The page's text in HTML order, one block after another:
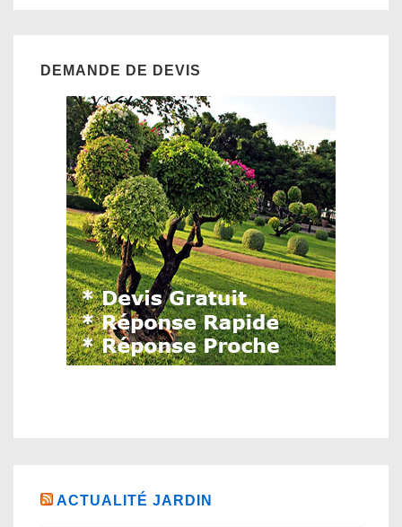
DEMANDE DE DEVIS
ACTUALITÉ JARDIN